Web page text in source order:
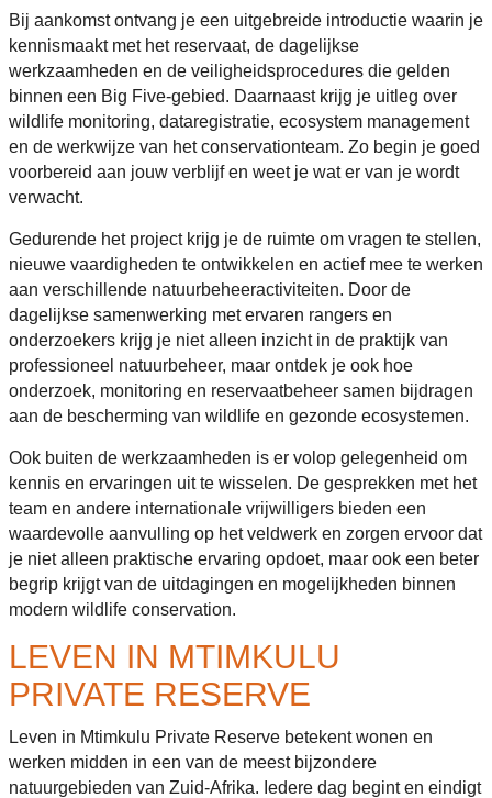
Bij aankomst ontvang je een uitgebreide introductie waarin je
kennismaakt met het reservaat, de dagelijkse
werkzaamheden en de veiligheidsprocedures die gelden
binnen een Big Five-gebied. Daarnaast krijg je uitleg over
wildlife monitoring, dataregistratie, ecosystem management
en de werkwijze van het conservationteam. Zo begin je goed
voorbereid aan jouw verblijf en weet je wat er van je wordt
verwacht.
Gedurende het project krijg je de ruimte om vragen te stellen,
nieuwe vaardigheden te ontwikkelen en actief mee te werken
aan verschillende natuurbeheeractiviteiten. Door de
dagelijkse samenwerking met ervaren rangers en
onderzoekers krijg je niet alleen inzicht in de praktijk van
professioneel natuurbeheer, maar ontdek je ook hoe
onderzoek, monitoring en reservaatbeheer samen bijdragen
aan de bescherming van wildlife en gezonde ecosystemen.
Ook buiten de werkzaamheden is er volop gelegenheid om
kennis en ervaringen uit te wisselen. De gesprekken met het
team en andere internationale vrijwilligers bieden een
waardevolle aanvulling op het veldwerk en zorgen ervoor dat
je niet alleen praktische ervaring opdoet, maar ook een beter
begrip krijgt van de uitdagingen en mogelijkheden binnen
modern wildlife conservation.
LEVEN IN MTIMKULU
PRIVATE RESERVE
Leven in Mtimkulu Private Reserve betekent wonen en
werken midden in een van de meest bijzondere
natuurgebieden van Zuid-Afrika. Iedere dag begint en eindigt